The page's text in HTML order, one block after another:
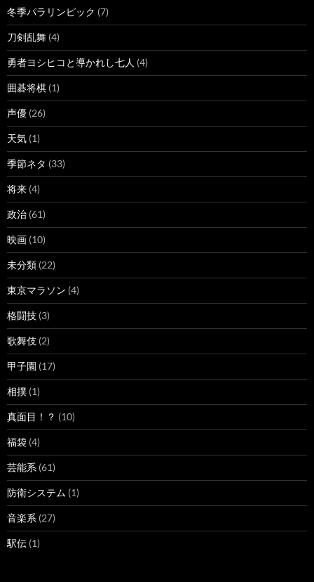
冬季パラリンピック (7)
刀剣乱舞 (4)
勇者ヨシヒコと導かれし七人 (4)
囲碁将棋 (1)
声優 (26)
天気 (1)
季節ネタ (33)
将来 (4)
政治 (61)
映画 (10)
未分類 (22)
東京マラソン (4)
格闘技 (3)
歌舞伎 (2)
甲子園 (17)
相撲 (1)
真面目！？ (10)
福袋 (4)
芸能系 (61)
防衛システム (1)
音楽系 (27)
駅伝 (1)